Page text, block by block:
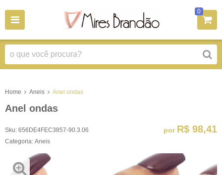
0
Home Aneis Anel ondas
Anel ondas
Sku: 656DE4FEC3857-90.3.06
Categoria: Aneis
por R$ 98,41